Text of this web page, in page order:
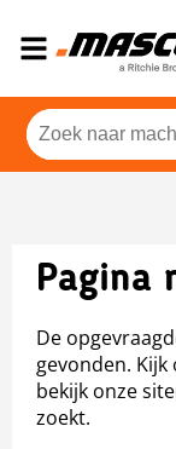
Pagina
De
gevonden.
bekijk onze
zoekt.